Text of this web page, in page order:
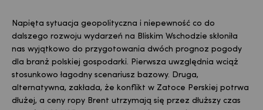
Napięta sytuacja geopolityczna i niepewność co do
dalszego rozwoju wydarzeń na Bliskim Wschodzie skłoniła
nas wyjątkowo do przygotowania dwóch prognoz pogody
dla branż polskiej gospodarki. Pierwsza uwzględnia wciąż
stosunkowo łagodny scenariusz bazowy. Druga,
alternatywna, zakłada, że konflikt w Zatoce Perskiej potrwa
dłużej, a ceny ropy Brent utrzymają się przez dłuższy czas